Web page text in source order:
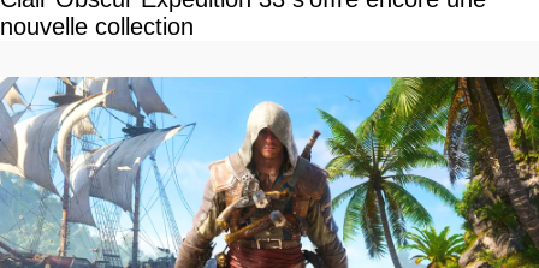
nouvelle collection